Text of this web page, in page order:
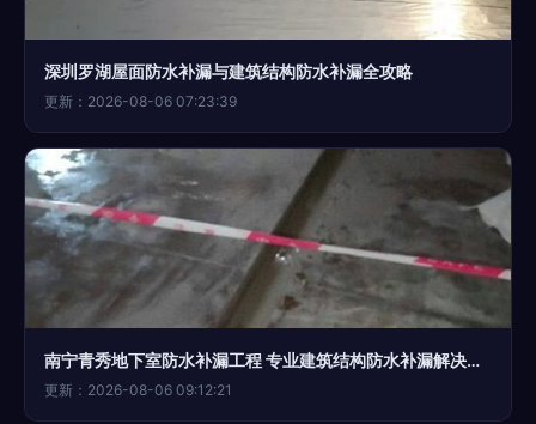
深圳罗湖屋面防水补漏与建筑结构防水补漏全攻略
更新：2026-08-06 07:23:39
南宁青秀地下室防水补漏工程 专业建筑结构防水补漏解决方案
更新：2026-08-06 09:12:21